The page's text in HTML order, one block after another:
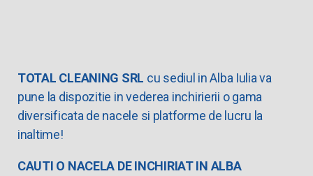
TOTAL CLEANING SRL cu sediul in Alba Iulia va
pune la dispozitie in vederea inchirierii o gama
diversificata de nacele si platforme de lucru la
inaltime!
CAUTI O NACELA DE INCHIRIAT IN ALBA